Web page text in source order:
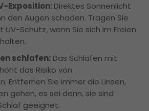
Exposition:Direktes Sonnenlicht
den Augen schaden. Tragen Sie
UV-Schutz, wenn Sie sich im Freien
schlafen: Das Schlafen mit
das Risiko von
Entfernen Sie immer die Linsen,
gehen, es sei denn, sie sind
geeignet.